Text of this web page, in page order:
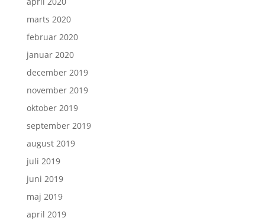
marts 2020
februar 2020
januar 2020
december 2019
november 2019
oktober 2019
september 2019
august 2019
juli 2019
juni 2019
maj 2019
april 2019